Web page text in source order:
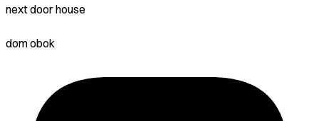
next door house
dom obok